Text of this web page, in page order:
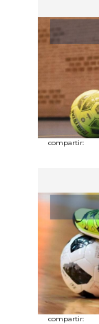
compartir:
compartir: